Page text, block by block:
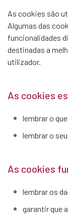
As cookies são
Algumas das
funcionalidades
destinadas a
utilizador.
As cookies
lembrar o
lembrar o
As cookies
lembrar os
garantir que